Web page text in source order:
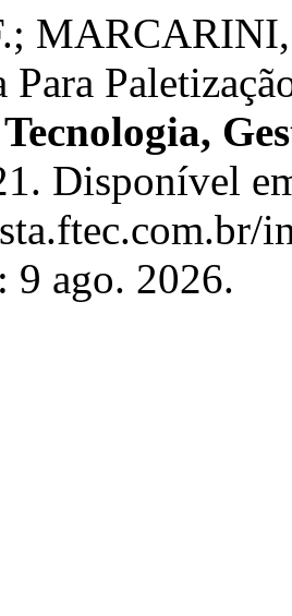
Para
Disponível
9 ago. 2026.